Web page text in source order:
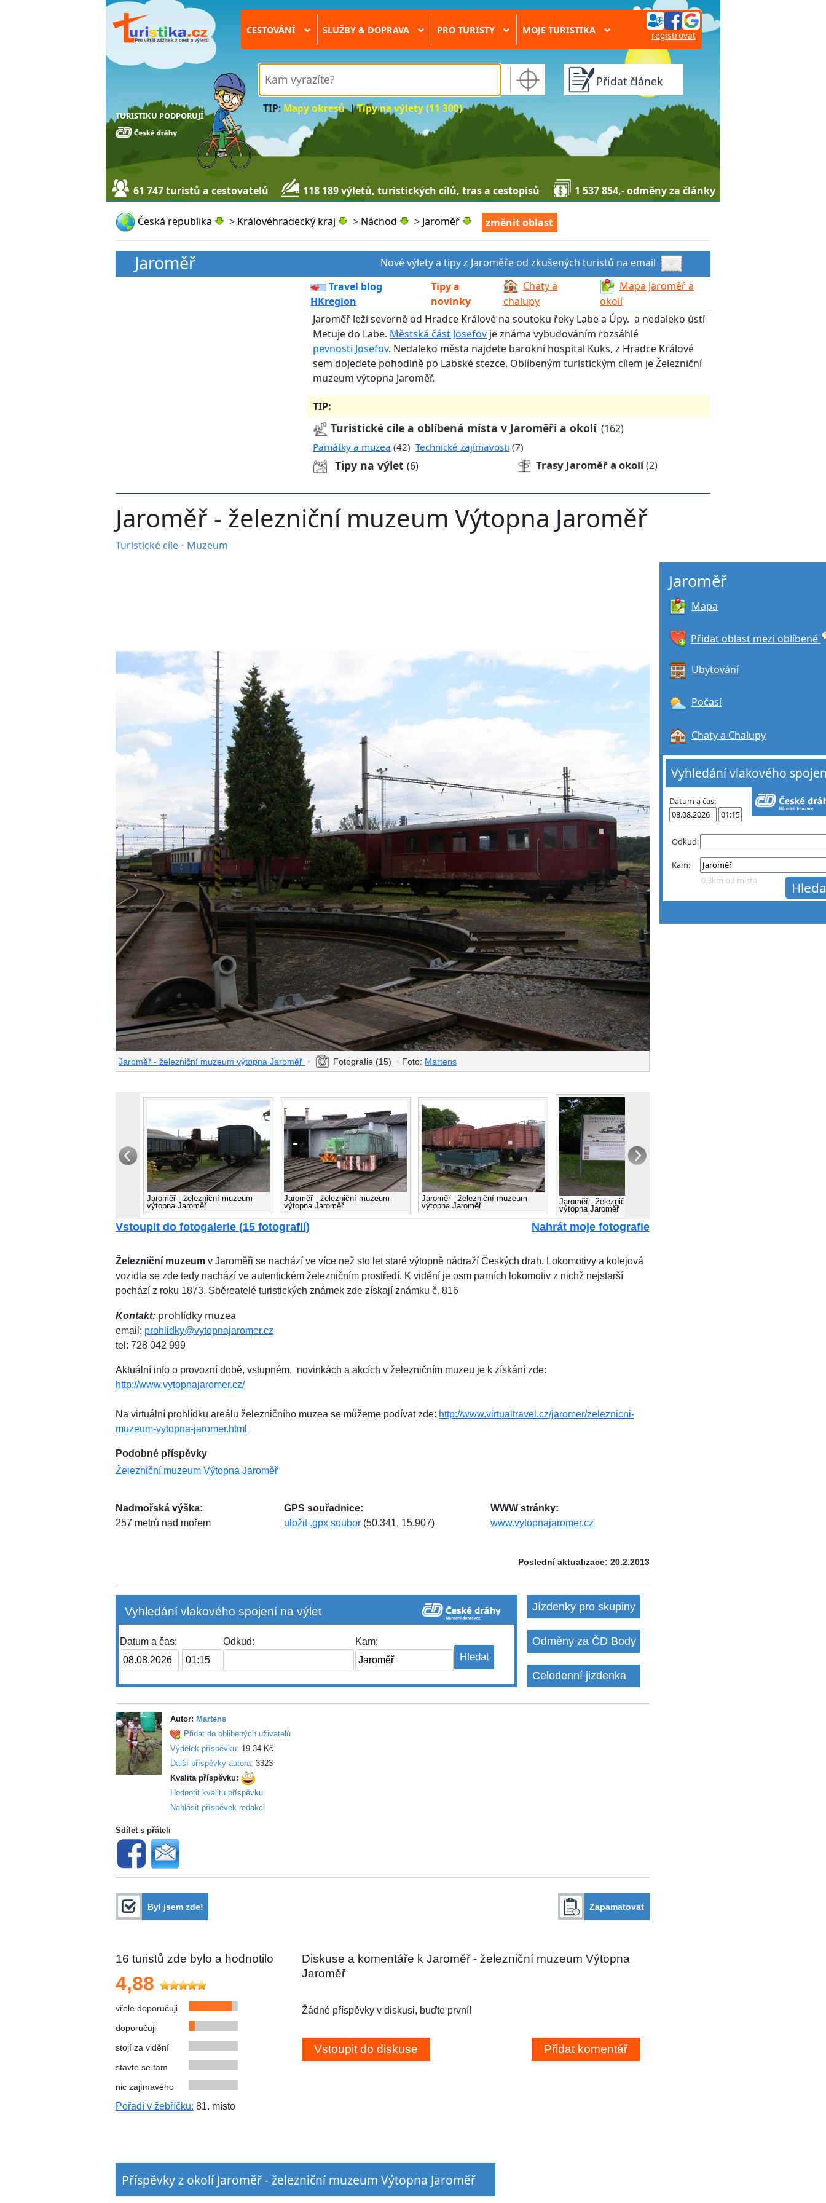
TURISTIKU PODPORUJÍ
CESTOVÁNÍ › SLUŽBY & DOPRAVA › PRO TURISTY › MOJE TURISTIKA › registrovat
TIP: Mapy okresů|Tipy na výlety (11 300)
Přidat článek
61 747 turistů a cestovatelů 118 189 výletů, turistických cílů, tras a cestopisů 1 537 854,- odměny za články
Česká republika > Královéhradecký kraj > Náchod > Jaroměř změnit oblast
Jaroměř
Nové výlety a tipy z Jaroměře od zkušených turistů na email
Travel blog
HKregion
Tipy a
novinky
Chaty a
chalupy
Mapa Jaroměř a
okolí
Jaroměř leží severně od Hradce Králové na soutoku řeky Labe a Úpy. a nedaleko ústí
Metuje do Labe. Městská část Josefov je známa vybudováním rozsáhlé
pevnosti Josefov. Nedaleko města najdete barokní hospital Kuks, z Hradce Králové
sem dojedete pohodlně po Labské stezce. Oblíbeným turistickým cílem je Železniční
muzeum výtopna Jaroměř.
TIP:
Turistické cíle a oblíbená místa v Jaroměři a okolí (162)
Památky a muzea (42) Technické zajímavosti (7)
Tipy na výlet (6) Trasy Jaroměř a okolí(2)
Jaroměř - železniční muzeum Výtopna Jaroměř
Turistické cíle • Muzeum
Jaroměř - železniční muzeum výtopna Jaroměř • Fotografie (15) • Foto: Martens
Jaroměř - železniční muzeum
výtopna Jaroměř
Jaroměř - železniční muzeum
výtopna Jaroměř
Jaroměř - železniční muzeum
výtopna Jaroměř
Jaroměř - železniční muzeum
výtopna Jaroměř
Nahrát moje fotografie
Vstoupit do fotogalerie (15 fotografií)
Železniční muzeum v Jaroměři se nachází ve více než sto let staré výtopně nádraží Českých drah. Lokomotivy a kolejová
vozidla se zde tedy nachází ve autentickém železničním prostředí. K vidění je osm parních lokomotiv z nichž nejstarší
pochází z roku 1873. Sběreatelé turistických známek zde získají známku č. 816
Kontakt: prohlídky muzea
email: prohlidky@vytopnajaromer.cz
tel: 728 042 999
Aktuální info o provozní době, vstupném, novinkách a akcích v železničním muzeu je k získání zde:
http://www.vytopnajaromer.cz/
Na virtuální prohlídku areálu železničního muzea se můžeme podívat zde: http://www.virtualtravel.cz/jaromer/zeleznicni-
muzeum-vytopna-jaromer.html
Podobné příspěvky
Železniční muzeum Výtopna Jaroměř
Nadmořská výška:
257 metrů nad mořem
GPS souřadnice:
uložit .gpx soubor(50.341, 15.907)
WWW stránky:
www.vytopnajaromer.cz
Poslední aktualizace: 20.2.2013
Vyhledání vlakového spojení na výlet
Datum a čas: Odkud: Kam:
Jízdenky pro skupiny
Odměny za ČD Body
Celodenní jizdenka
Autor: Martens
Přidat do oblibených uživatelů
Výdělek příspěvku: 19,34 Kč
Další příspěvky autora: 3323
Kvalita příspěvku:
Hodnotit kvalitu příspěvku
Nahlásit příspěvek redakci
Sdílet s přáteli
Byl jsem zde! Zapamatovat
16 turistů zde bylo a hodnotilo
4,88
vřele doporučuji
doporučuji
stojí za vidění
stavte se tam
nic zajímavého
Pořadí v žebříčku: 81. místo
Diskuse a komentáře k Jaroměř - železniční muzeum Výtopna
Jaroměř
Žádné příspěvky v diskusi, buďte první!
Jaroměř
Mapa
Přidat oblast mezi oblíbené
Ubytování
Počasí
Chaty a Chalupy
Vyhledání vlakového
Datum a čas:
Odkud:
Kam:
0,3km od místa
Příspěvky z okolí Jaroměř - železniční muzeum Výtopna Jaroměř